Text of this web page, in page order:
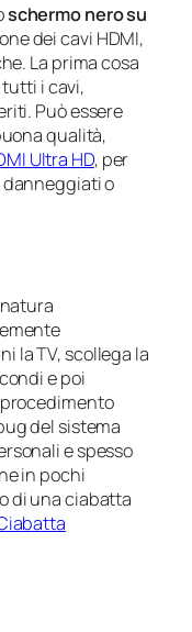
schermo nero su
dei cavi HDMI,
La prima cosa
i cavi,
Può essere
qualità,
Ultra HD, per
o
la TV, scollega la
e poi
del sistema
e spesso
in pochi
di una ciabatta